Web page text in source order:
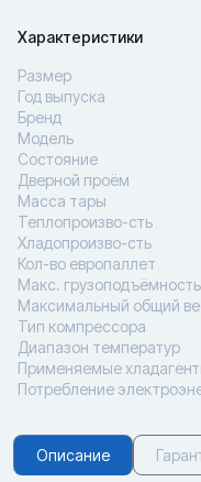
Характеристики
Размер
Год выпуска
Бренд
Модель
Состояние
Дверной проём
Масса тары
Теплопроизво-сть
Хладопроизво-сть
Кол-во европаллет
Макс. грузоподъёмность
Максимальный общий
Тип компрессора
Диапазон температур
Применяемые
Потребление
Описание